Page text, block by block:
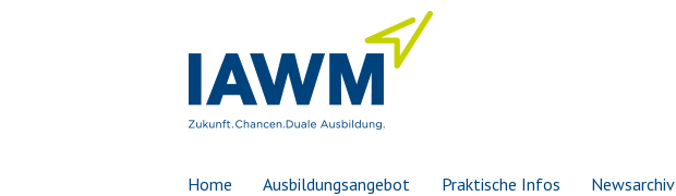
Home Ausbildungsangebot Praktische Infos Newsarchiv